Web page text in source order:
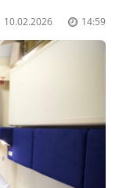
10.02.2026 14:59